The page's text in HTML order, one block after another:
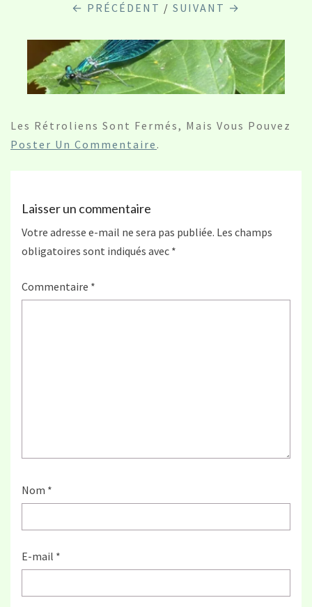
← PRÉCÉDENT / SUIVANT →
Les Rétroliens Sont Fermés, Mais Vous Pouvez
Poster Un Commentaire .
Laisser un commentaire
Votre adresse e-mail ne sera pas publiée. Les champs
obligatoires sont indiqués avec *
Commentaire *
Nom *
E-mail *